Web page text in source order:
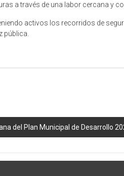
a través de una labor cercana y
activos los recorridos de
pública.
del Plan Municipal de Desarrollo